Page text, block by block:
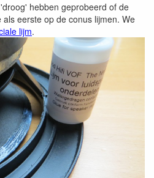
hebben geprobeerd of de
eerste op de conus lijmen. We
lijm.